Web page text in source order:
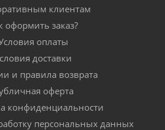
клиентам
оформить заказ?
оплаты
доставки
и правила возврата
оферта
конфиденциальности
персональных данных